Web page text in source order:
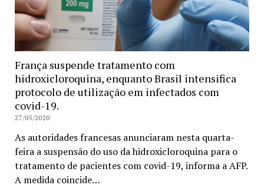
França suspende tratamento com
hidroxicloroquina, enquanto Brasil intensifica
protocolo de utilização em infectados com
covid-19.
27/05/2020
As autoridades francesas anunciaram nesta quarta-
feira a suspensão do uso da hidroxicloroquina para o
tratamento de pacientes com covid-19, informa a AFP.
A medida coincide…